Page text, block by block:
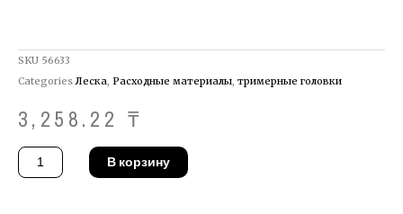
SKU 56633
Categories Леска, Расходные материалы, тримерные головки
3,258.22 ₸
Количество
товара
Кассета
В корзину